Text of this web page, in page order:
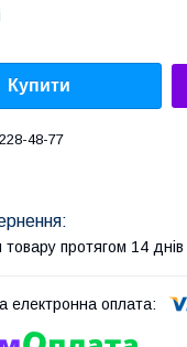
Купити
48-77
протягом 14 днів